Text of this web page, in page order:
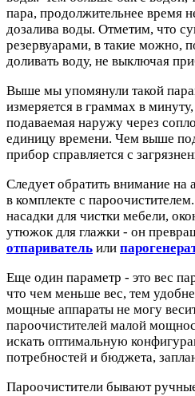
пара, продолжительнее время
дозалива воды. Отметим, что
резервуарами, в такие можно,
доливать воду, не выключая
Выше мы упомянули такой
измеряется в граммах в
подаваемая наружу через
единицу времени. Чем выше
прибор справляется с
Следует обратить внимание на
в комплекте с
насадки для чистки мебели,
утюжок для глажки - он
отпариватель или
Еще один параметр - это вес
что чем меньше вес, тем
мощные аппараты не могу
пароочистителей малой
искать оптимальную
потребностей и бюджета,
Пароочистители бывают